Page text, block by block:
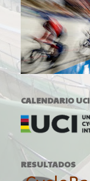
CALENDARIO UCI
RESULTADOS